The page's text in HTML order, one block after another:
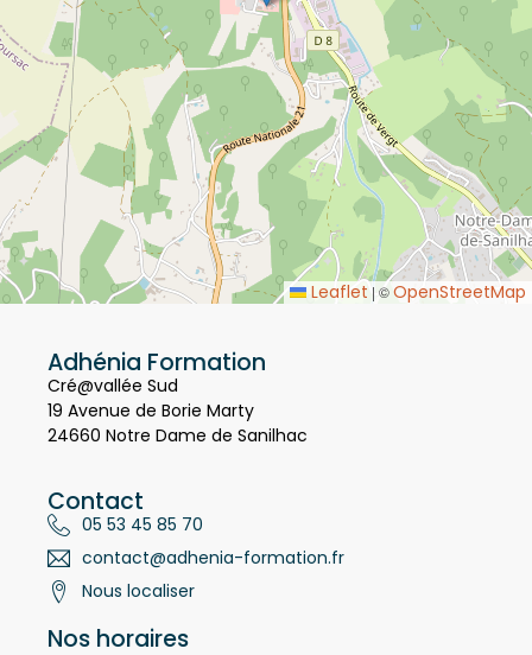
Adhénia Formation
Cré@vallée Sud
19 Avenue de Borie Marty
Contact
05 53 45 85 70
contact@adhenia-formation.fr